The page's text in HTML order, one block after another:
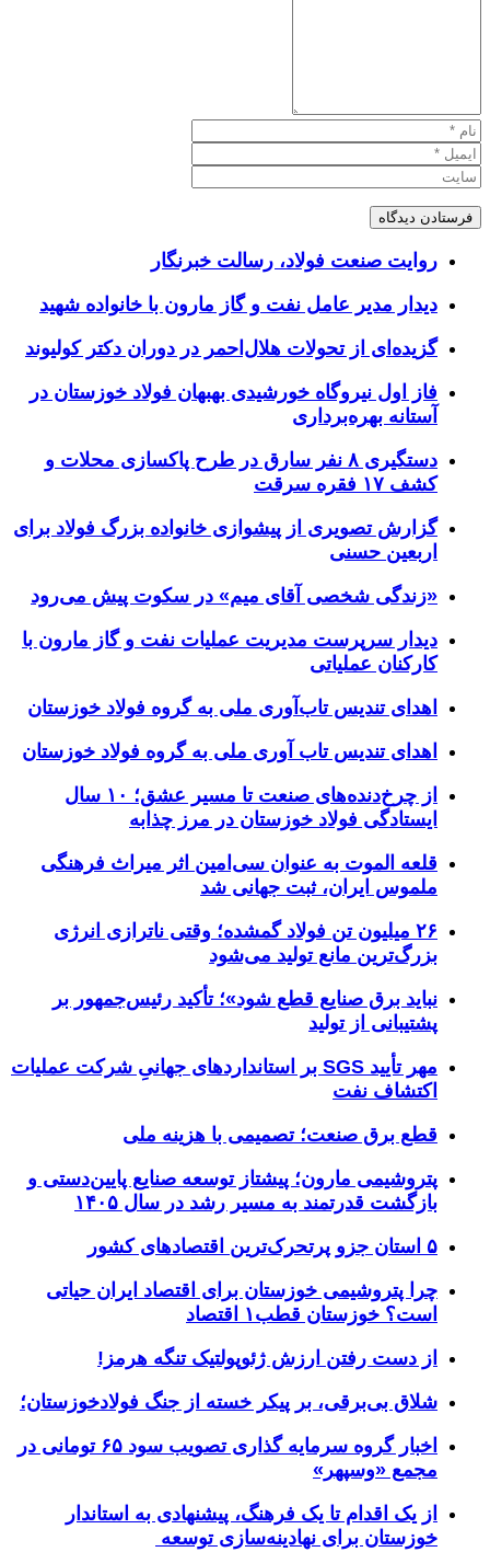
روایت صنعت فولاد،‌ رسالت خبرنگار
دیدار مدیر عامل نفت و گاز مارون با خانواده شهید
گزیده‌ای از تحولات هلال‌احمر در دوران دکتر کولیوند
فاز اول نیروگاه خورشیدی بهبهان فولاد خوزستان در
آستانه بهره‌برداری
دستگیری ۸ نفر سارق در طرح پاکسازی محلات و
کشف ۱۷ فقره سرقت
گزارش تصویری از پیشوازی خانواده بزرگ فولاد برای
اربعین حسنی
«زندگی شخصی آقای میم» در سکوت پیش می‌رود
دیدار سرپرست مدیریت عملیات نفت و گاز مارون با
کارکنان عملیاتی
اهدای تندیس تاب‌آوری ملی به گروه فولاد خوزستان
اهدای تندیس تاب آوری ملی به گروه فولاد خوزستان
از چرخ‌دنده‌های صنعت تا مسیر عشق؛ ۱۰ سال
ایستادگی فولاد خوزستان در مرز چذابه
قلعه الموت به عنوان سی‌امین اثر میراث‌ فرهنگی
ملموس ایران، ثبت جهانی شد
۲۶ میلیون تن فولاد گمشده؛ وقتی ناترازی انرژی
بزرگ‌ترین مانع تولید می‌شود
نباید برق صنایع قطع شود»؛ تأکید رئیس‌جمهور بر
پشتیبانی از تولید
مهر تأیید SGS بر استانداردهای جهانیِ شرکت عملیات
اکتشاف نفت
قطع برق صنعت؛ تصمیمی با هزینه ملی
پتروشیمی مارون؛ پیشتاز توسعه صنایع پایین‌دستی و
بازگشت قدرتمند به مسیر رشد در سال ۱۴۰۵
۵ استان جزو پرتحرک‌ترین اقتصاد‌های کشور
چرا پتروشیمی خوزستان برای اقتصاد ایران حیاتی
است؟ خوزستان قطب۱ اقتصاد
از دست رفتن ارزش ژئوپولتیک تنگه هرمز!
شلاق‌ بی‌برقی، بر پیکر خسته‌ از جنگ فولادخوزستان؛
اخبار گروه سرمایه گذاری تصویب سود ۶۵ تومانی در
مجمع «وسپهر»
از یک اقدام تا یک فرهنگ، پیشنهادی به استاندار
خوزستان برای نهادینه‌سازی توسعه